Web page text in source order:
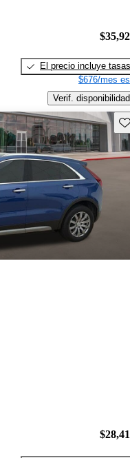
El precio incluye tasas
$676/mes
Verif. disponibilidad